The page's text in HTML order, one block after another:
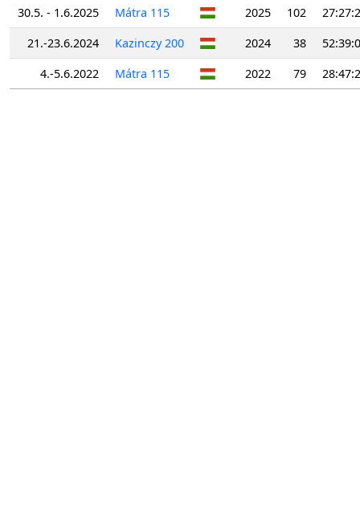
30.5. - 1.6.2025
Mátra 115 2025 102
21.-23.6.2024
Kazinczy 200 2024 38
4.-5.6.2022
Mátra 115 2022 79